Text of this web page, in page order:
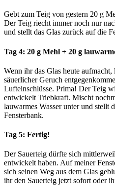
Gebt zum Teig von gestern 20 g
Der Teig riecht immer noch nur
und stellt das Glas zurück auf die
Tag 4: 20 g Mehl + 20 g
Wenn ihr das Glas heute
säuerlicher Geruch
Lufteinschlüsse. Prima! Der Teig
entwickelt Triebkraft. Mischt
lauwarmes Wasser unter und stellt
Fensterbank.
Tag 5: Fertig!
Der Sauerteig dürfte sich
entwickelt haben. Auf meiner
sich seinen Weg aus dem Glas
ihr den Sauerteig jetzt sofort oder